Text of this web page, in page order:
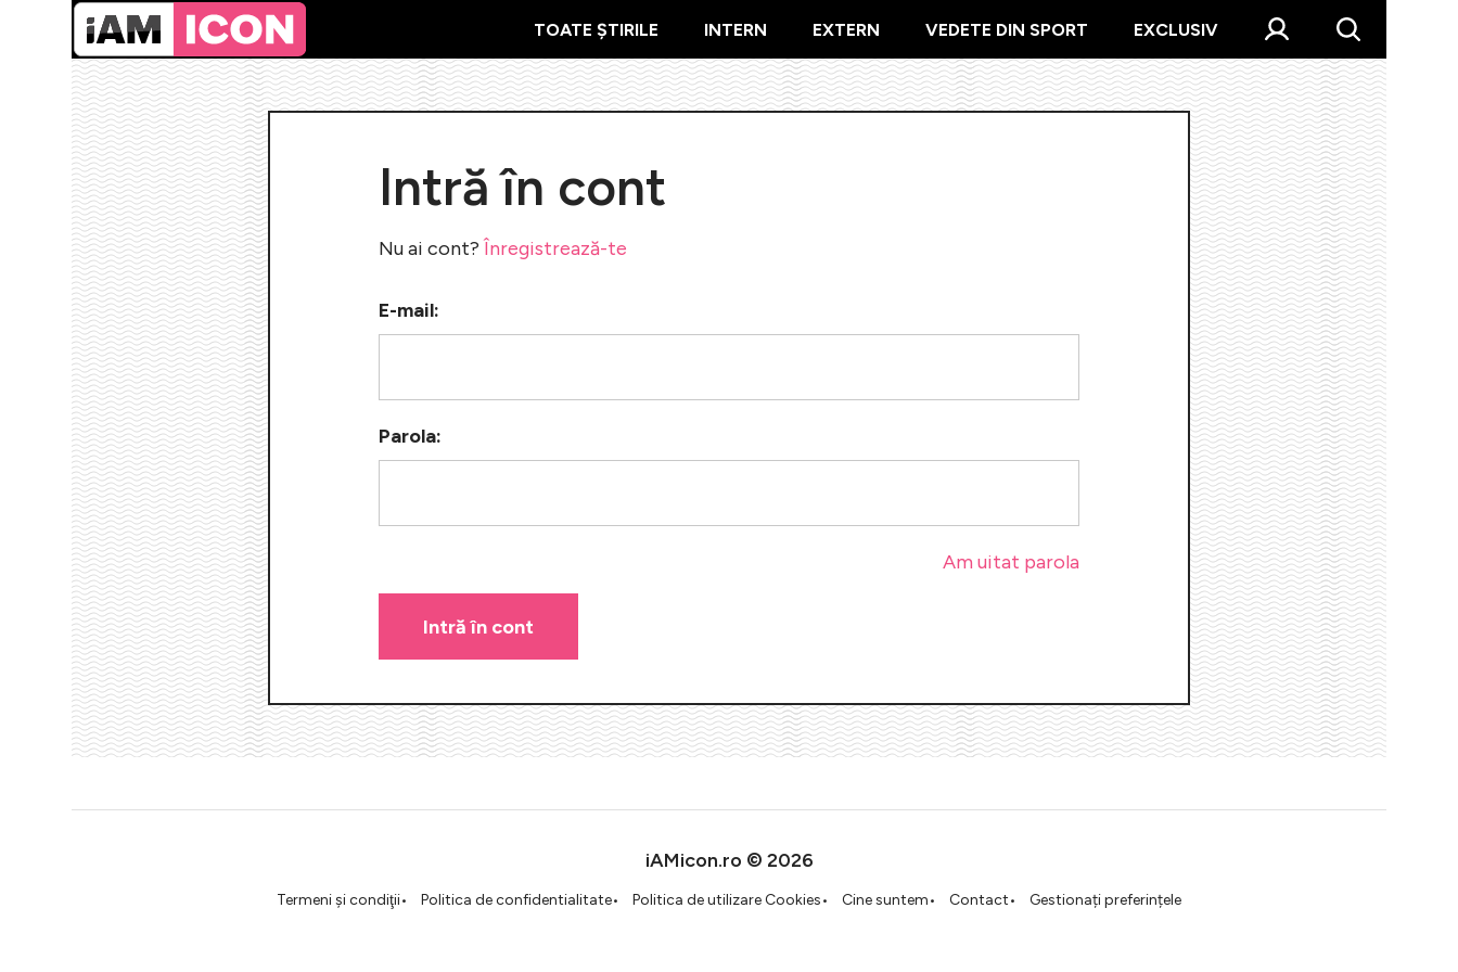
TOATE ȘTIRILE INTERN EXTERN VEDETE DIN SPORT EXCLUSIV
Intră în cont
Nu ai cont?Înregistrează-te
E-mail:
Parola:
Am uitat parola
iAMicon.ro © 2026
Termeni şi condiţii Politica de confidentialitate Politica de utilizare Cookies Cine suntem Contact Gestionați preferințele